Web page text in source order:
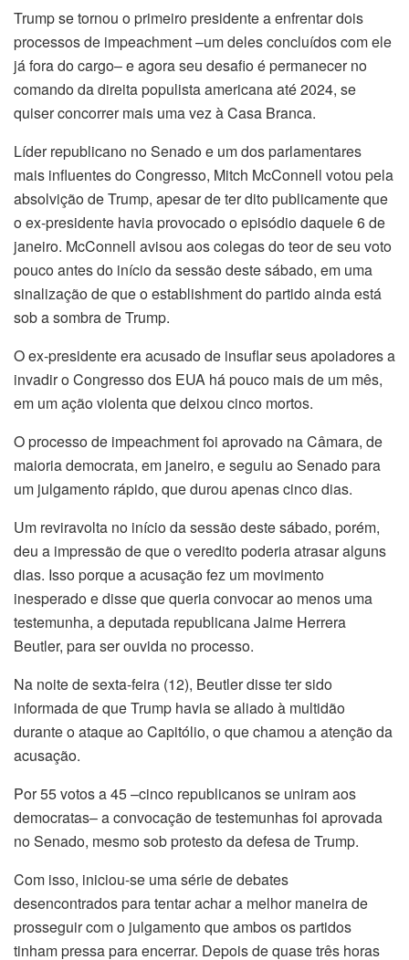
Trump se tornou o primeiro presidente a enfrentar dois
processos de impeachment –um deles concluídos com ele
já fora do cargo– e agora seu desafio é permanecer no
comando da direita populista americana até 2024, se
quiser concorrer mais uma vez à Casa Branca.
Líder republicano no Senado e um dos parlamentares
mais influentes do Congresso, Mitch McConnell votou pela
absolvição de Trump, apesar de ter dito publicamente que
o ex-presidente havia provocado o episódio daquele 6 de
janeiro. McConnell avisou aos colegas do teor de seu voto
pouco antes do início da sessão deste sábado, em uma
sinalização de que o establishment do partido ainda está
sob a sombra de Trump.
O ex-presidente era acusado de insuflar seus apoiadores a
invadir o Congresso dos EUA há pouco mais de um mês,
em um ação violenta que deixou cinco mortos.
O processo de impeachment foi aprovado na Câmara, de
maioria democrata, em janeiro, e seguiu ao Senado para
um julgamento rápido, que durou apenas cinco dias.
Um reviravolta no início da sessão deste sábado, porém,
deu a impressão de que o veredito poderia atrasar alguns
dias. Isso porque a acusação fez um movimento
inesperado e disse que queria convocar ao menos uma
testemunha, a deputada republicana Jaime Herrera
Beutler, para ser ouvida no processo.
Na noite de sexta-feira (12), Beutler disse ter sido
informada de que Trump havia se aliado à multidão
durante o ataque ao Capitólio, o que chamou a atenção da
acusação.
Por 55 votos a 45 –cinco republicanos se uniram aos
democratas– a convocação de testemunhas foi aprovada
no Senado, mesmo sob protesto da defesa de Trump.
Com isso, iniciou-se uma série de debates
desencontrados para tentar achar a melhor maneira de
prosseguir com o julgamento que ambos os partidos
tinham pressa para encerrar. Depois de quase três horas